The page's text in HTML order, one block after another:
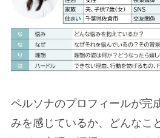
ペルソナのプロフィールが完
みを感じているか、どんなこ